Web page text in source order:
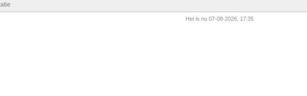
Het is nu 07-08-2026, 17:35